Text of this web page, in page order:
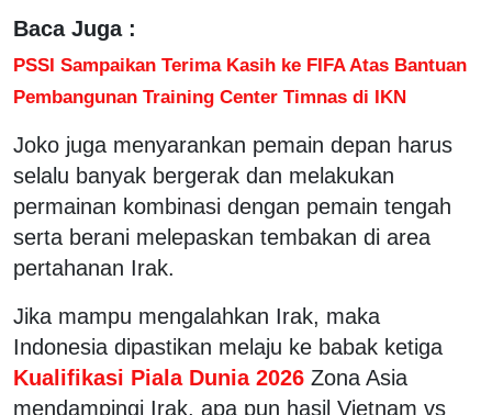
Baca Juga :
PSSI Sampaikan Terima Kasih ke FIFA Atas Bantuan
Pembangunan Training Center Timnas di IKN
Joko juga menyarankan pemain depan harus
selalu banyak bergerak dan melakukan
permainan kombinasi dengan pemain tengah
serta berani melepaskan tembakan di area
pertahanan Irak.
Jika mampu mengalahkan Irak, maka
Indonesia dipastikan melaju ke babak ketiga
Kualifikasi Piala Dunia 2026 Zona Asia
mendampingi Irak, apa pun hasil Vietnam vs